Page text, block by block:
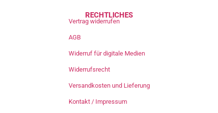
RECHTLICHES
Vertrag widerrufen
AGB
Widerruf für digitale Medien
Widerrufsrecht
Versandkosten und Lieferung
Kontakt / Impressum